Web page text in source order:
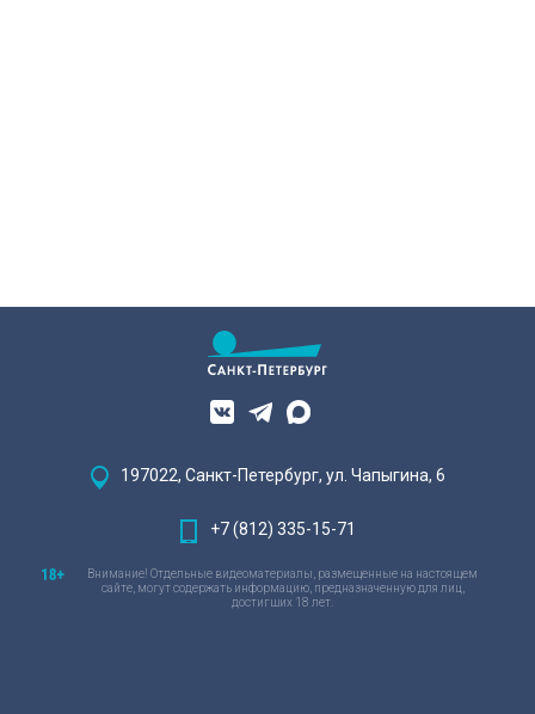
197022, Санкт-Петербург, ул. Чапыгина, 6
+7 (812) 335-15-71
Внимание! Отдельные видеоматериалы, размещенные на настоящем
сайте, могут содержать информацию, предназначенную для лиц,
достигших 18 лет.